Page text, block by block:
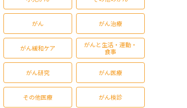
がん がん治療
がん緩和ケア
がんと生活・運動・
食事
がん研究 がん医療
その他医療 がん検診